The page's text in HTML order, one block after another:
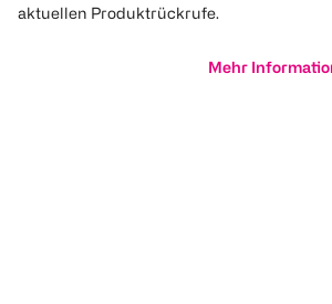
aktuellen Produktrückrufe.
Mehr